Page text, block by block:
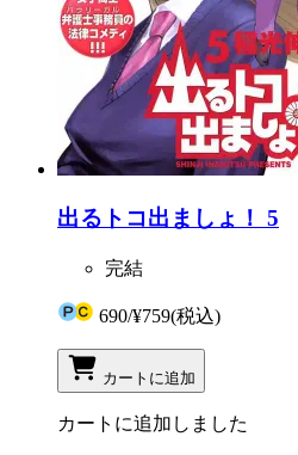
出るトコ出ましょ！ 5
完結
690/¥759(税込)
カートに追加
カートに追加しました